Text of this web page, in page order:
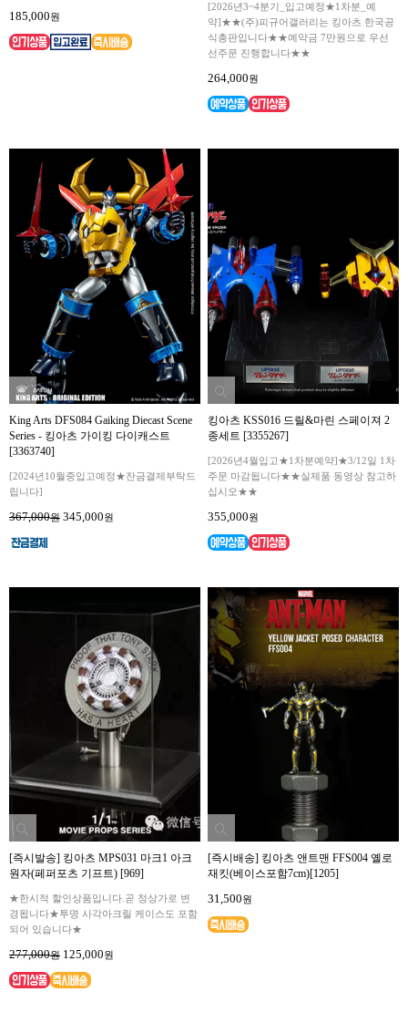
185,000원
[2026년3~4분기_입고예정★1차분_예
약]★★(주)피규어갤러리는 킹아츠 한국공
식총판입니다★★예약금 7만원으로 우선
선주문 진행합니다★★
264,000원
King Arts DFS084 Gaiking Diecast Scene
Series - 킹아츠 가이킹 다이캐스트
[3363740]
[2024년10월중입고예정★잔금결제부탁드
립니다]
367,000원 345,000원
킹아츠 KSS016 드릴&마린 스페이져 2
종세트 [3355267]
[2026년4월입고★1차분예약]★3/12일 1차
주문 마감됩니다★★실제품 동영상 참고하
십시오★★
355,000원
[즉시발송] 킹아츠 MPS031 마크1 아크
원자(페퍼포츠 기프트) [969]
★한시적 할인상품입니다.곧 정상가로 변
경됩니다★투명 사각아크릴 케이스도 포함
되어 있습니다★
277,000원 125,000원
[즉시배송] 킹아츠 앤트맨 FFS004 옐로
재킷(베이스포함7cm)[1205]
31,500원